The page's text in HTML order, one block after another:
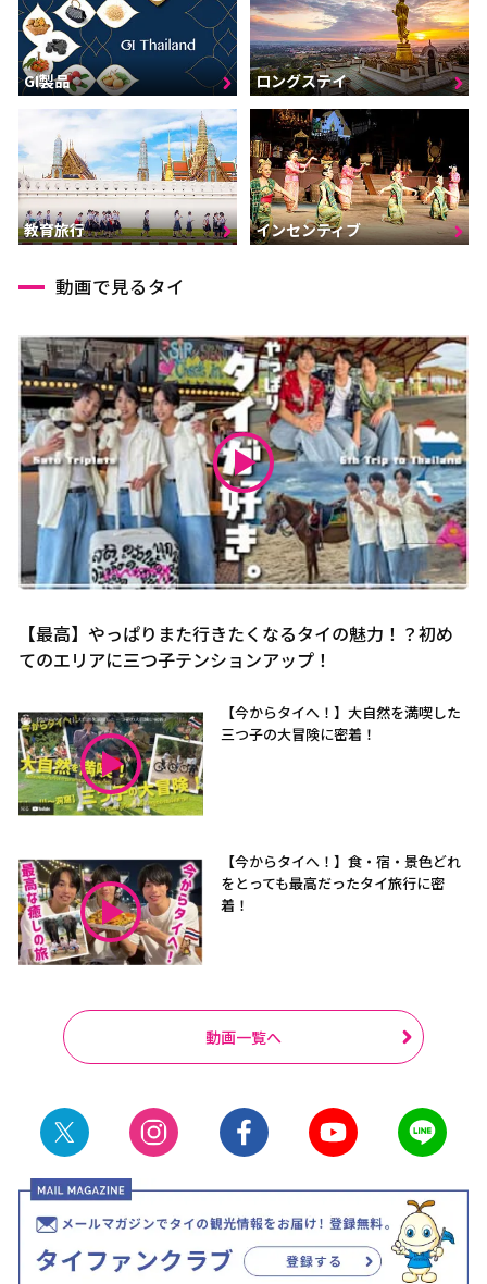
GI製品 ロングステイ
教育旅行 インセンティブ
動画で見るタイ
【最高】やっぱりまた行きたくなるタイの魅力！？初め
てのエリアに三つ子テンションアップ！
【今からタイへ！】大自然を満喫した
三つ子の大冒険に密着！
【今からタイへ！】食・宿・景色どれ
をとっても最高だったタイ旅行に密
着！
動画一覧へ